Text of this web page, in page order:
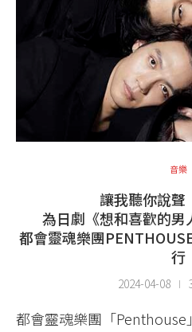
音樂
讓我聽你說聲
為日劇《想和喜歡的男
都會靈魂樂團
行
2024-04-08
都會靈魂樂團「Penthouse